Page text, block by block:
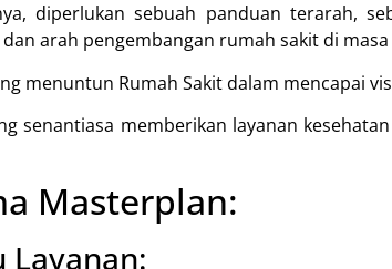
diperlukan sebuah panduan terarah,
arah pengembangan rumah sakit di
menuntun Rumah Sakit dalam mencapai
senantiasa memberikan layanan
Masterplan: